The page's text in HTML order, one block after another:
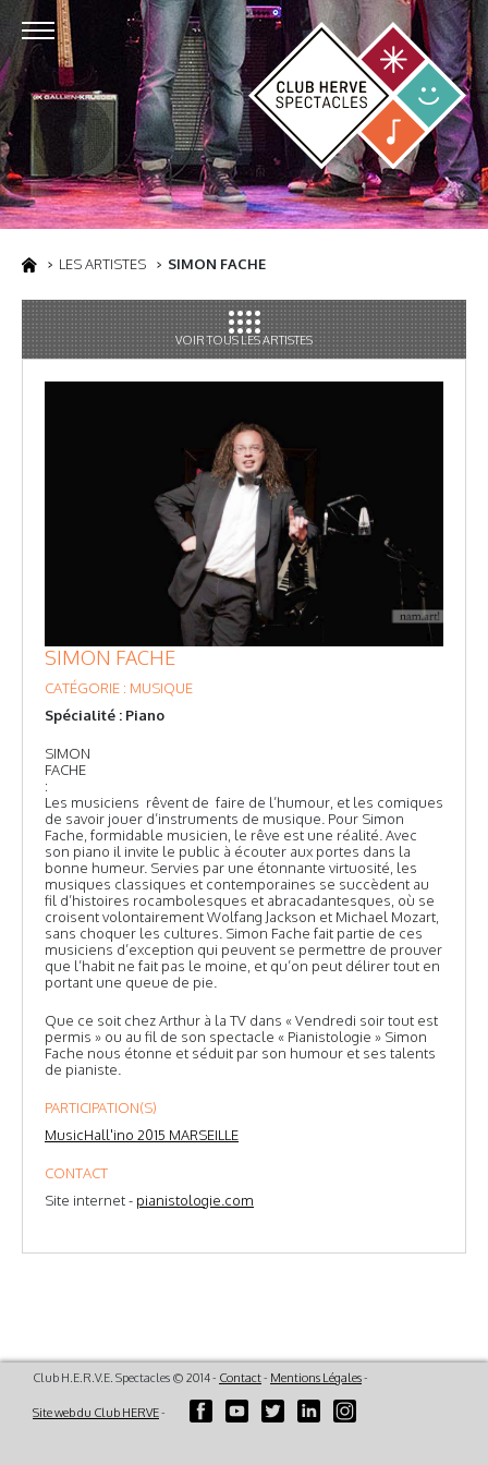
LES ARTISTES SIMON FACHE
VOIR TOUS LES ARTISTES
SIMON FACHE
CATÉGORIE : MUSIQUE
Spécialité : Piano
SIMON
FACHE
:
Les musiciens rêvent de faire de l’humour, et les comiques
de savoir jouer d’instruments de musique. Pour Simon
Fache, formidable musicien, le rêve est une réalité. Avec
son piano il invite le public à écouter aux portes dans la
bonne humeur. Servies par une étonnante virtuosité, les
musiques classiques et contemporaines se succèdent au
fil d’histoires rocambolesques et abracadantesques, où se
croisent volontairement Wolfang Jackson et Michael Mozart,
sans choquer les cultures. Simon Fache fait partie de ces
musiciens d’exception qui peuvent se permettre de prouver
que l’habit ne fait pas le moine, et qu’on peut délirer tout en
portant une queue de pie.
Que ce soit chez Arthur à la TV dans « Vendredi soir tout est
permis » ou au fil de son spectacle « Pianistologie » Simon
Fache nous étonne et séduit par son humour et ses talents
de pianiste.
PARTICIPATION(S)
MusicHall'ino 2015 MARSEILLE
CONTACT
Site internet - pianistologie.com
Club H.E.R.V.E. Spectacles © 2014 - Contact- Mentions Légales-
Site web du Club HERVE-